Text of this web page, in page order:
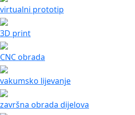
virtualni prototip
3D print
CNC obrada
vakumsko lijevanje
završna obrada dijelova